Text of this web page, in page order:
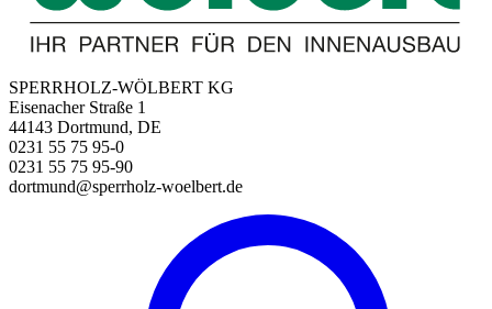
SPERRHOLZ-WÖLBERT KG
Eisenacher Straße 1
44143 Dortmund, DE
0231 55 75 95-0
0231 55 75 95-90
dortmund@sperrholz-woelbert.de